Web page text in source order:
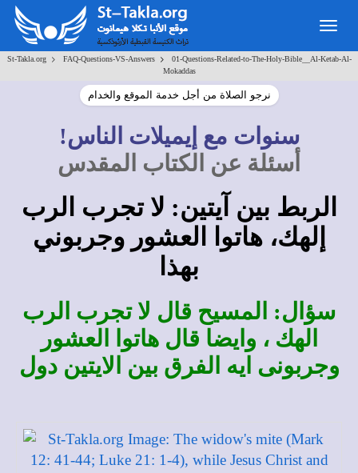
St-Takla.org> FAQ-Questions-VS-Answers>
01-Questions-Related-to-The-Holy-Bible__Al-Ketab-Al-
Mokaddas
نرجو الصلاة من أجل خدمة الموقع والخدام
سنوات مع إيميلات الناس!
أسئلة عن الكتاب المقدس
الربط بين آيتين: لا تجرب الرب
إلهك، هاتوا العشور وجربوني
بهذا
سؤال: المسيح قال لا تجرب الرب
الهك ، وايضا قال هاتوا العشور
وجربونى ايه الفرق بين الايتين دول